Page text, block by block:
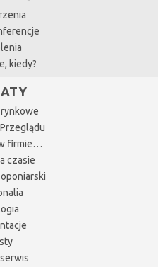
kiedy?
firmie…
czasie